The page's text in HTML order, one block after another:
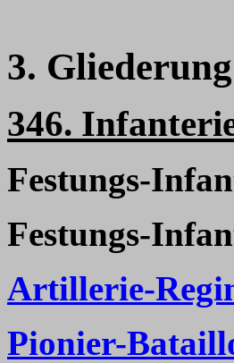
3.
346.
Festungs-
Festungs-
Artillerie-
Pionier-